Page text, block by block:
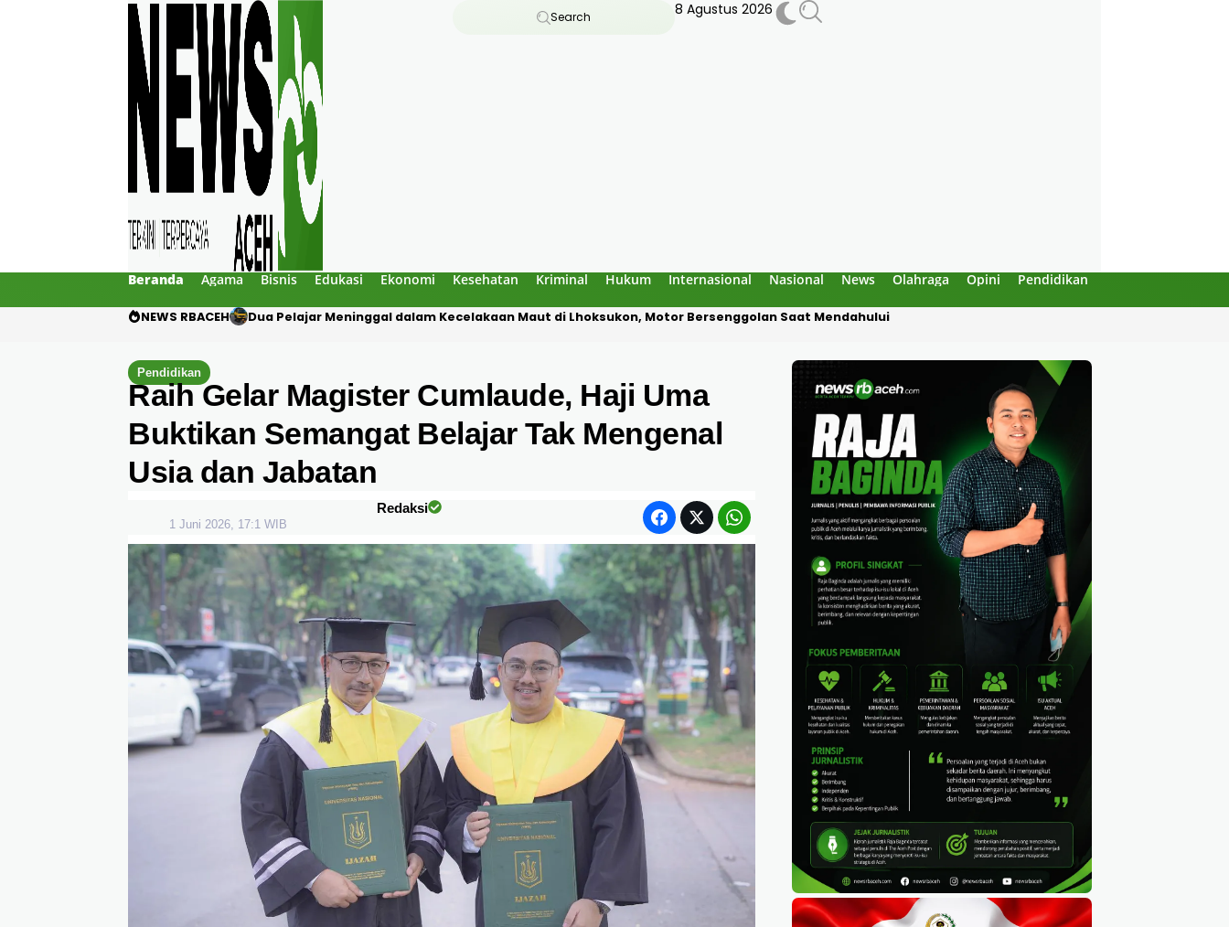
Search 8 Agustus 2026
Beranda Agama Bisnis Edukasi Ekonomi Kesehatan Kriminal Hukum Internasional Nasional News Olahraga Opini Pendidikan
NEWS RBACEH Dua Pelajar Meninggal dalam Kecelakaan Maut di Lhoksukon, Motor Bersenggolan Saat Mendahului
Pendidikan
Raih Gelar Magister Cumlaude, Haji Uma
Buktikan Semangat Belajar Tak Mengenal
Usia dan Jabatan
Redaksi
1 Juni 2026, 17:1 WIB